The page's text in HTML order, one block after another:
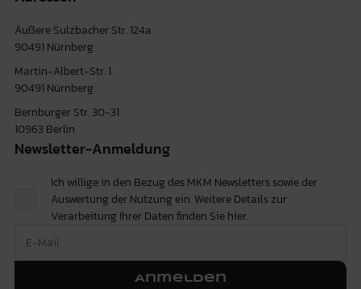
Äußere Sulzbacher Str. 124a
90491 Nürnberg
Martin-Albert-Str. 1
90491 Nürnberg
Bernburger Str. 30-31
10963 Berlin
Newsletter-Anmeldung
Ich willige in den Bezug des MKM Newsletters sowie der
Auswertung der Nutzung ein. Weitere Details zur
Verarbeitung Ihrer Daten finden Siehier.
Anmelden